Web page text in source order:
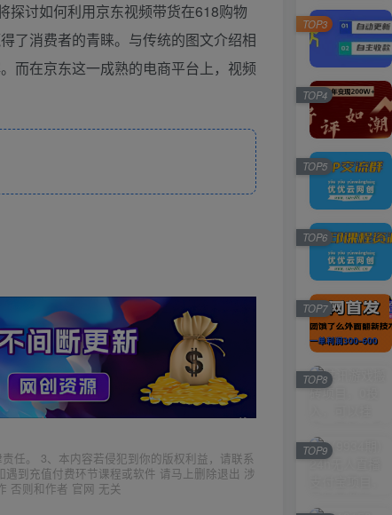
探讨如何利用京东视频带货在618购物
了消费者的青睐。与传统的图文介绍相
而在京东这一成熟的电商平台上，视频
任。 3、本内容若侵犯到你的版权利益，请联系
到充值付费环节课程或软件 请马上删除退出 涉
否则和作者 官网 无关
TOP3
TOP4
TOP5
TOP6
TOP7
TOP8
TOP9